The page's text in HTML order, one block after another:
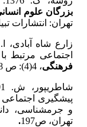
بزرگان علوم
تهران: انتشارات
اجتماعی مرتبط
فرهنگی، 4(4): ص 228-207.
پیشگیری اجتماعی
و جرم­شناسی،
تهران، ص197
.